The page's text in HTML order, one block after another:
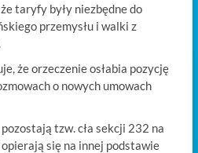
taryfy były niezbędne do
przemysłu i walki z
że orzeczenie osłabia pozycję
o nowych umowach
tzw. cła sekcji 232 na
się na innej podstawie